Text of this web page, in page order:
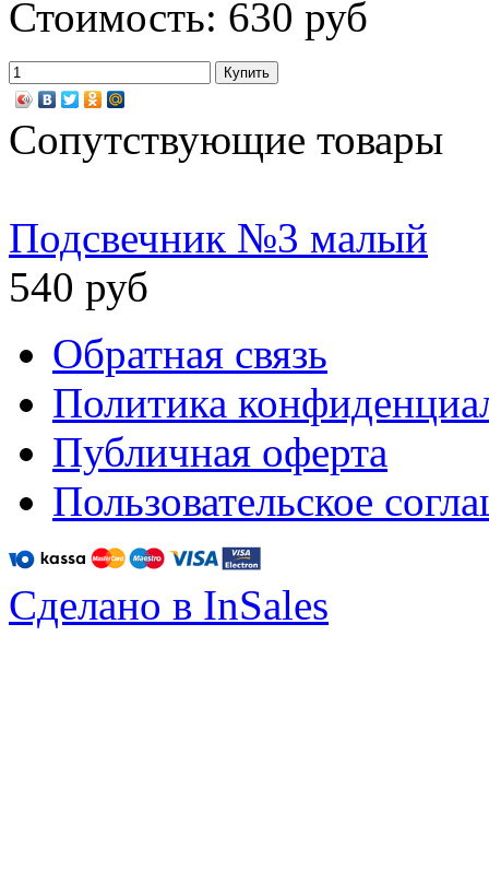
Стоимость: 630 руб
Сопутствующие товары
Подсвечник №3 малый
540 руб
Обратная связь
Политика
Публичная оферта
Пользовательское
Сделано в InSales